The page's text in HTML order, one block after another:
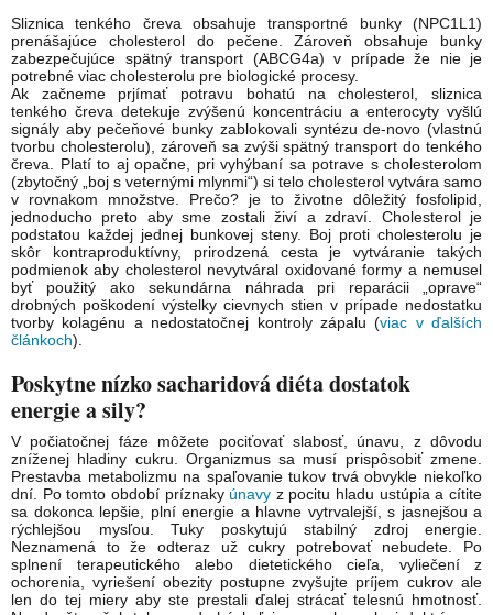
Sliznica tenkého čreva obsahuje transportné bunky (NPC1L1)
prenášajúce cholesterol do pečene. Zároveň obsahuje bunky
zabezpečujúce spätný transport (ABCG4a) v prípade že nie je
potrebné viac cholesterolu pre biologické procesy.
Ak začneme prjímať potravu bohatú na cholesterol, sliznica
tenkého čreva detekuje zvýšenú koncentráciu a enterocyty vyšlú
signály aby pečeňové bunky zablokovali syntézu de-novo (vlastnú
tvorbu cholesterolu), zároveň sa zvýši spätný transport do tenkého
čreva. Platí to aj opačne, pri vyhýbaní sa potrave s cholesterolom
(zbytočný „boj s veternými mlynmi“) si telo cholesterol vytvára samo
v rovnakom množstve. Prečo? je to životne dôležitý fosfolipid,
jednoducho preto aby sme zostali živí a zdraví. Cholesterol je
podstatou každej jednej bunkovej steny. Boj proti cholesterolu je
skôr kontraproduktívny, prirodzená cesta je vytváranie takých
podmienok aby cholesterol nevytváral oxidované formy a nemusel
byť použitý ako sekundárna náhrada pri reparácii „oprave“
drobných poškodení výstelky cievnych stien v prípade nedostatku
tvorby kolagénu a nedostatočnej kontroly zápalu (viac v ďalších
článkoch).
Poskytne nízko sacharidová diéta dostatok
energie a sily?
V počiatočnej fáze môžete pociťovať slabosť, únavu, z dôvodu
zníženej hladiny cukru. Organizmus sa musí prispôsobiť zmene.
Prestavba metabolizmu na spaľovanie tukov trvá obvykle niekoľko
dní. Po tomto období príznaky únavy z pocitu hladu ustúpia a cítite
sa dokonca lepšie, plní energie a hlavne vytrvalejší, s jasnejšou a
rýchlejšou mysľou. Tuky poskytujú stabilný zdroj energie.
Neznamená to že odteraz už cukry potrebovať nebudete. Po
splnení terapeutického alebo dietetického cieľa, vyliečení z
ochorenia, vyriešení obezity postupne zvyšujte príjem cukrov ale
len do tej miery aby ste prestali ďalej strácať telesnú hmotnosť.